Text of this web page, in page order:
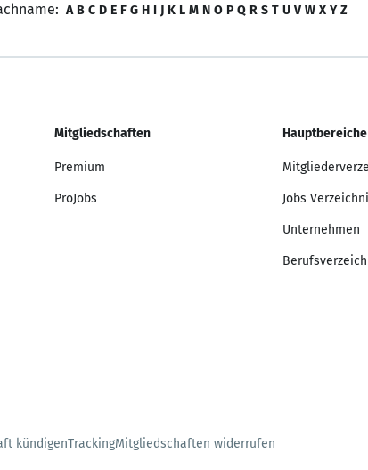
A B C D E F G H I J K L M N O P Q R S T U V W X Y Z
Mitgliedschaften
Premium
ProJobs
Hauptbereiche
Jobs
Unternehmen
kündigenTrackingMitgliedschaften widerrufen